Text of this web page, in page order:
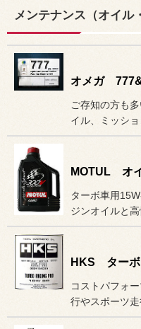
メンテナンス（オイル
オメガ
ご存知の方も
イル、ミッショ
MOTUL オ
ターボ車用
ジンオイルと高
HKS ター
コストパフォ
行やスポーツ走